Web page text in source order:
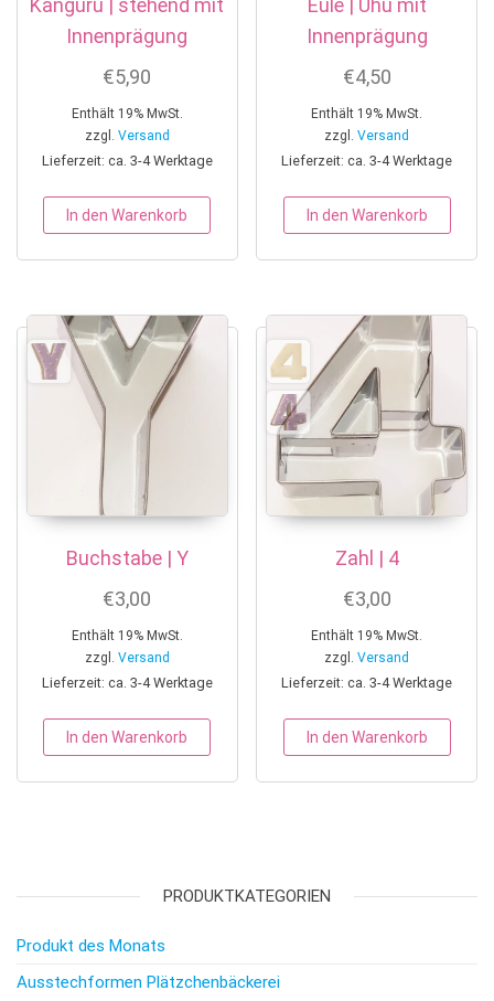
Känguru | stehend mit
Innenprägung
€5,90
Enthält 19% MwSt.
zzgl. Versand
Lieferzeit: ca. 3-4 Werktage
In den Warenkorb
Eule | Uhu mit
Innenprägung
€4,50
Enthält 19% MwSt.
zzgl.Versand
Lieferzeit: ca. 3-4 Werktage
In den Warenkorb
Buchstabe | Y
€3,00
Enthält 19% MwSt.
zzgl. Versand
Lieferzeit: ca. 3-4 Werktage
In den Warenkorb
Zahl | 4
€3,00
Enthält 19% MwSt.
zzgl.Versand
Lieferzeit: ca. 3-4 Werktage
In den Warenkorb
PRODUKTKATEGORIEN
Produkt des Monats
Ausstechformen Plätzchenbäckerei